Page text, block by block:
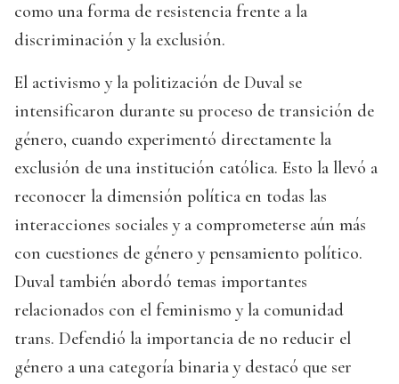
como una forma de resistencia frente a la
discriminación y la exclusión.
El activismo y la politización de Duval se
intensificaron durante su proceso de transición de
género, cuando experimentó directamente la
exclusión de una institución católica. Esto la llevó a
reconocer la dimensión política en todas las
interacciones sociales y a comprometerse aún más
con cuestiones de género y pensamiento político.
Duval también abordó temas importantes
relacionados con el feminismo y la comunidad
trans. Defendió la importancia de no reducir el
género a una categoría binaria y destacó que ser